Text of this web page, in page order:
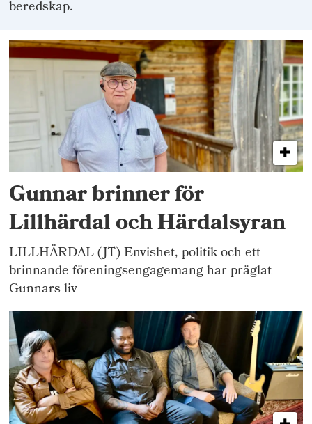
beredskap.
Gunnar brinner för
Lillhärdal och Härdalsyran
LILLHÄRDAL (JT) Envishet, politik och ett
brinnande föreningsengagemang har präglat
Gunnars liv